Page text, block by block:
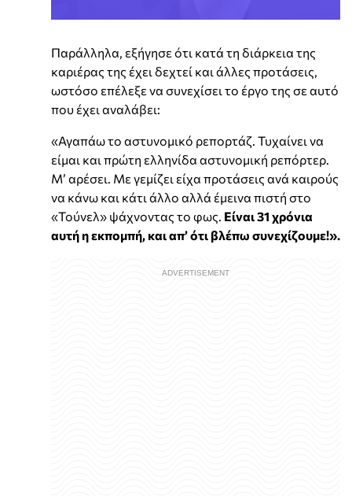
Παράλληλα, εξήγησε ότι κατά τη διάρκεια της
καριέρας της έχει δεχτεί και άλλες προτάσεις,
ωστόσο επέλεξε να συνεχίσει το έργο της σε αυτό
που έχει αναλάβει:
«Αγαπάω το αστυνομικό ρεπορτάζ. Τυχαίνει να
είμαι και πρώτη ελληνίδα αστυνομική ρεπόρτερ.
Μ’ αρέσει. Με γεμίζει είχα προτάσεις ανά καιρούς
να κάνω και κάτι άλλο αλλά έμεινα πιστή στο
«Τούνελ» ψάχνοντας το φως. Είναι 31 χρόνια
αυτή η εκπομπή, και απ’ ότι βλέπω συνεχίζουμε!».